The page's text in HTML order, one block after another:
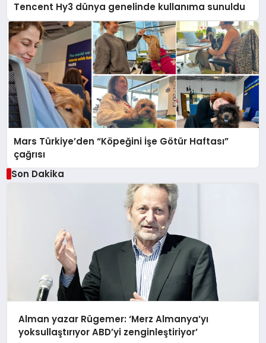
Tencent Hy3 dünya genelinde kullanıma sunuldu
Mars Türkiye’den “Köpeğini İşe Götür Haftası”
çağrısı
Son Dakika
Alman yazar Rügemer: ‘Merz Almanya’yı
yoksullaştırıyor ABD’yi zenginleştiriyor’